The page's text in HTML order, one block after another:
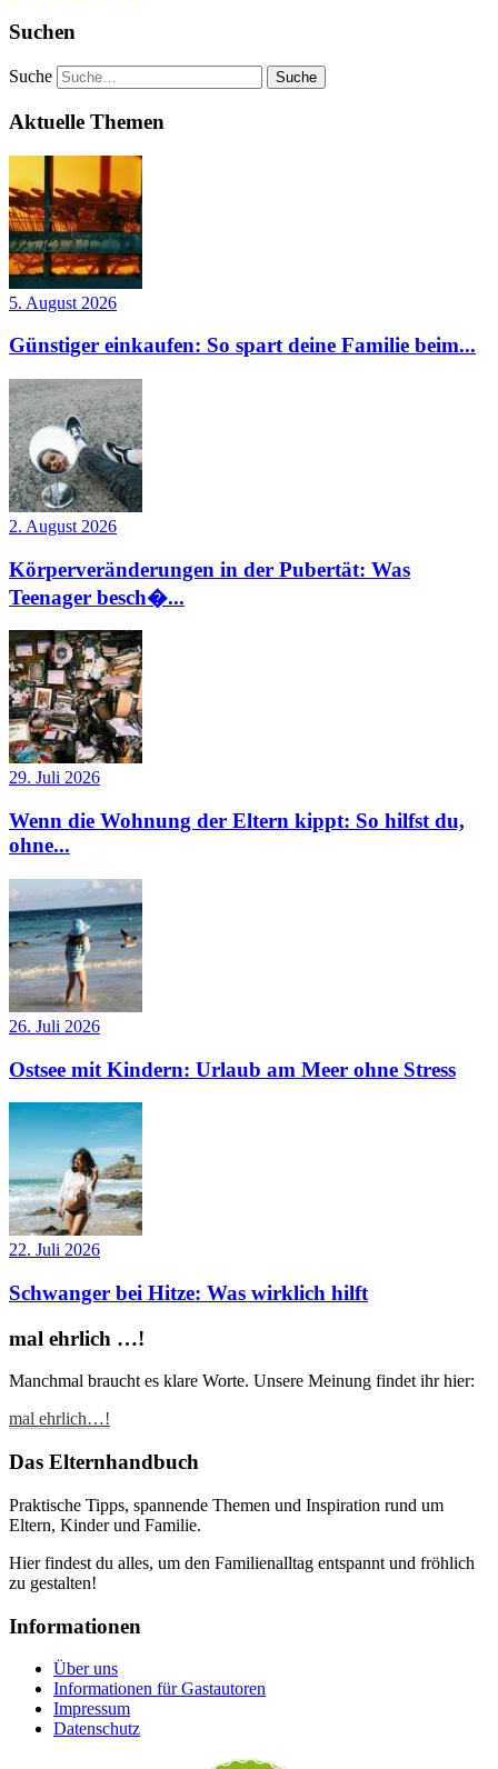
Suchen
Suche
Aktuelle Themen
5. August 2026
Günstiger einkaufen: So spart deine Familie beim...
2. August 2026
Körperveränderungen in der Pubertät: Was
Teenager besch�...
29. Juli 2026
Wenn die Wohnung der Eltern kippt: So hilfst du,
ohne...
26. Juli 2026
Ostsee mit Kindern: Urlaub am Meer ohne Stress
22. Juli 2026
Schwanger bei Hitze: Was wirklich hilft
mal ehrlich …!
Manchmal braucht es klare Worte. Unsere Meinung findet ihr hier:
mal ehrlich…!
Das Elternhandbuch
Praktische Tipps, spannende Themen und Inspiration rund um
Eltern, Kinder und Familie.
Hier findest du alles, um den Familienalltag entspannt und fröhlich
zu gestalten!
Informationen
Über uns
Informationen für Gastautoren
Impressum
Datenschutz